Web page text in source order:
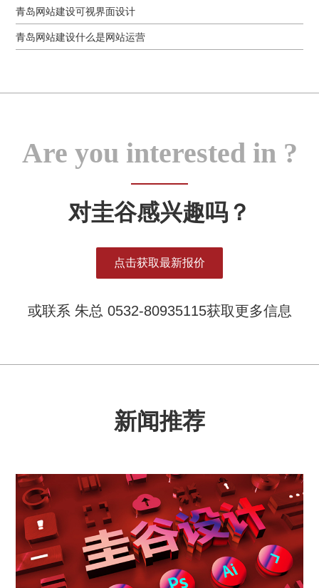
青岛网站建设可视界面设计
青岛网站建设什么是网站运营
Are you interested in ?
对圭谷感兴趣吗？
点击获取最新报价
或联系 朱总 0532-80935115获取更多信息
新闻推荐